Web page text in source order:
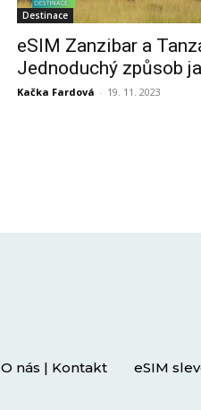
Destinace
eSIM Zanzibar a
Jednoduchý způsob
Kačka Fardová - 19. 11. 2023
O nás | Kontakt eSIM